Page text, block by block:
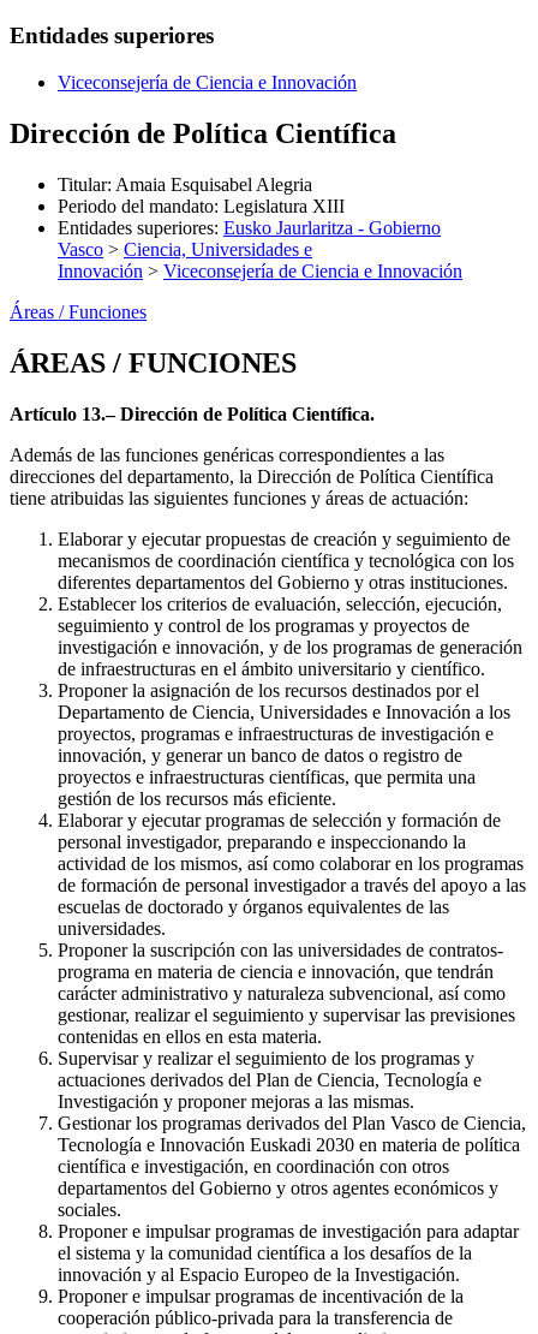
Entidades superiores
Viceconsejería de Ciencia e Innovación
Dirección de Política Científica
Titular: Amaia Esquisabel Alegria
Periodo del mandato: Legislatura XIII
Entidades superiores: Eusko Jaurlaritza - Gobierno
Vasco > Ciencia, Universidades e
Innovación > Viceconsejería de Ciencia e Innovación
Áreas / Funciones
ÁREAS / FUNCIONES
Artículo 13.– Dirección de Política Científica.
Además de las funciones genéricas correspondientes a las
direcciones del departamento, la Dirección de Política Científica
tiene atribuidas las siguientes funciones y áreas de actuación:
Elaborar y ejecutar propuestas de creación y seguimiento de
mecanismos de coordinación científica y tecnológica con los
diferentes departamentos del Gobierno y otras instituciones.
Establecer los criterios de evaluación, selección, ejecución,
seguimiento y control de los programas y proyectos de
investigación e innovación, y de los programas de generación
de infraestructuras en el ámbito universitario y científico.
Proponer la asignación de los recursos destinados por el
Departamento de Ciencia, Universidades e Innovación a los
proyectos, programas e infraestructuras de investigación e
innovación, y generar un banco de datos o registro de
proyectos e infraestructuras científicas, que permita una
gestión de los recursos más eficiente.
Elaborar y ejecutar programas de selección y formación de
personal investigador, preparando e inspeccionando la
actividad de los mismos, así como colaborar en los programas
de formación de personal investigador a través del apoyo a las
escuelas de doctorado y órganos equivalentes de las
universidades.
Proponer la suscripción con las universidades de contratos-
programa en materia de ciencia e innovación, que tendrán
carácter administrativo y naturaleza subvencional, así como
gestionar, realizar el seguimiento y supervisar las previsiones
contenidas en ellos en esta materia.
Supervisar y realizar el seguimiento de los programas y
actuaciones derivados del Plan de Ciencia, Tecnología e
Investigación y proponer mejoras a las mismas.
Gestionar los programas derivados del Plan Vasco de Ciencia,
Tecnología e Innovación Euskadi 2030 en materia de política
científica e investigación, en coordinación con otros
departamentos del Gobierno y otros agentes económicos y
sociales.
Proponer e impulsar programas de investigación para adaptar
el sistema y la comunidad científica a los desafíos de la
innovación y al Espacio Europeo de la Investigación.
Proponer e impulsar programas de incentivación de la
cooperación público-privada para la transferencia de